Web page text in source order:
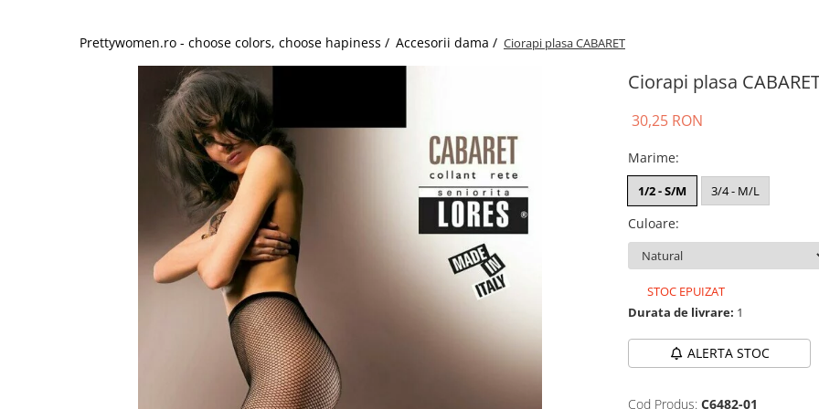
Prettywomen.ro - choose colors, choose hapiness / Accesorii dama / Ciorapi plasa CABARET
Ciorapi plasa
30,25 RON
Marime:
1/2 - S/M 3/4 - M/L
Culoare:
STOC EPUIZAT
Durata de livrare: 1
ALERTA STOC
Cod Produs: C6482-01